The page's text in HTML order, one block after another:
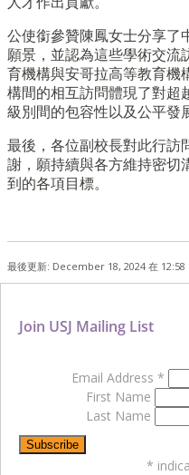
公使銜參贊陳鳳女士分享了
願景，並認為這些學術交流
育機構與安哥拉高等教育機
構間的相互訪問體現了對超
級別間的包容性以及公平發
最後，各位副校長對此行訪
謝，願持續與各方維持密切
到的各項目標。
最後更新: December 18, 2024 在 12:58
Join USJ Mailing List
Email Address *
First Name
Last Name
*